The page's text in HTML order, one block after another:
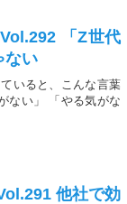
「Z世代
ない
いると、こんな言葉
ない」 「やる気がな
他社で効